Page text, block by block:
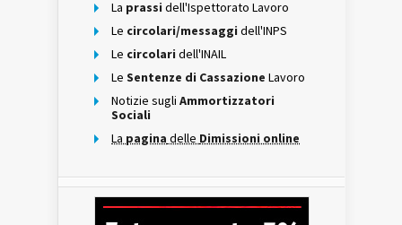
La prassi dell'Ispettorato Lavoro
Le circolari/messaggi dell'INPS
Le circolari dell'INAIL
Le Sentenze di Cassazione Lavoro
Notizie sugli Ammortizzatori
Sociali
La pagina delle Dimissioni online